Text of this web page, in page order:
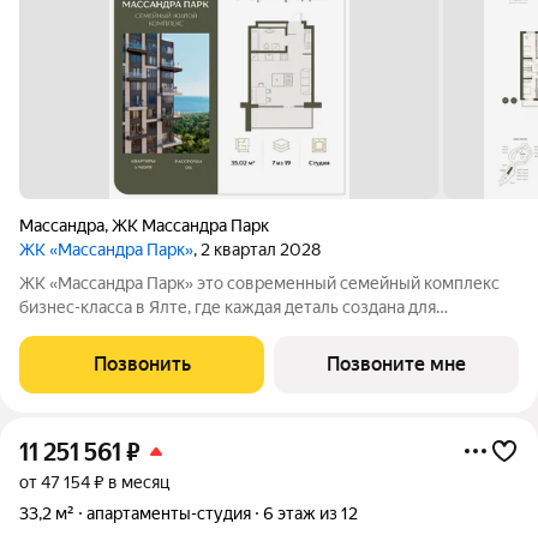
Массандра,ЖК Массандра Парк
ЖК «Массандра Парк», 2 квартал 2028
ЖК «Массандра Парк» это современный семейный комплекс
бизнес-класса в Ялте, где каждая деталь создана для
Массандровским парком, одним из самых престижных районов
Южного берега Крыма. Здесь
Позвонить Позвоните мне
11 251 561 ₽
от 47 154 ₽ в месяц
33,2 м²
апартаменты-студия 6 этаж из 12